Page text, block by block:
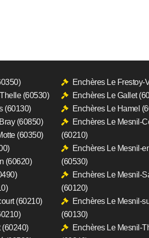
(60530)
(60130)
(60850)
(60350)
(60620)
(60210)
(60240)
Enchères Le Frestoy-
Enchères Le Gallet
Enchères Le Hamel
Enchères Le Mesnil-
(60210)
Enchères Le Mesnil-
(60530)
Enchères Le Mesnil-
(60120)
Enchères Le Mesnil-
(60130)
Enchères Le Mesnil-